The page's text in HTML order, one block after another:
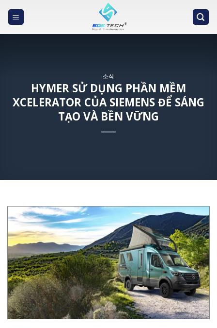
소식
HYMER SỬ DỤNG PHẦN MỀM
XCELERATOR CỦA SIEMENS ĐỂ SÁNG
TẠO VÀ BỀN VỮNG